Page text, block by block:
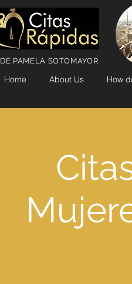
Home About Us How
DE PAMELA SOTOMAYOR